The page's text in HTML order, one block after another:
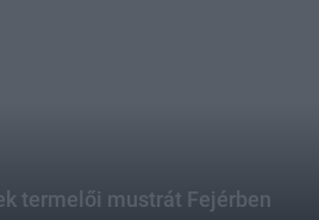
termelői mustrát Fejérben